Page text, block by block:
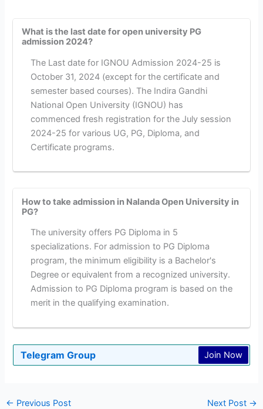
What is the last date for open university PG
admission 2024?
The Last date for IGNOU Admission 2024-25 is
October 31, 2024 (except for the certificate and
semester based courses). The Indira Gandhi
National Open University (IGNOU) has
commenced fresh registration for the July session
2024-25 for various UG, PG, Diploma, and
Certificate programs.
How to take admission in Nalanda Open University in
PG?
The university offers PG Diploma in 5
specializations. For admission to PG Diploma
program, the minimum eligibility is a Bachelor's
Degree or equivalent from a recognized university.
Admission to PG Diploma program is based on the
merit in the qualifying examination.
Telegram Group Join Now
← Previous Post Next Post →